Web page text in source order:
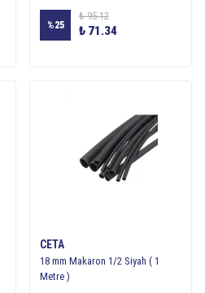
%25
₺ 95.12
₺ 71.34
CETA
18 mm Makaron 1/2 Siyah ( 1
Metre )